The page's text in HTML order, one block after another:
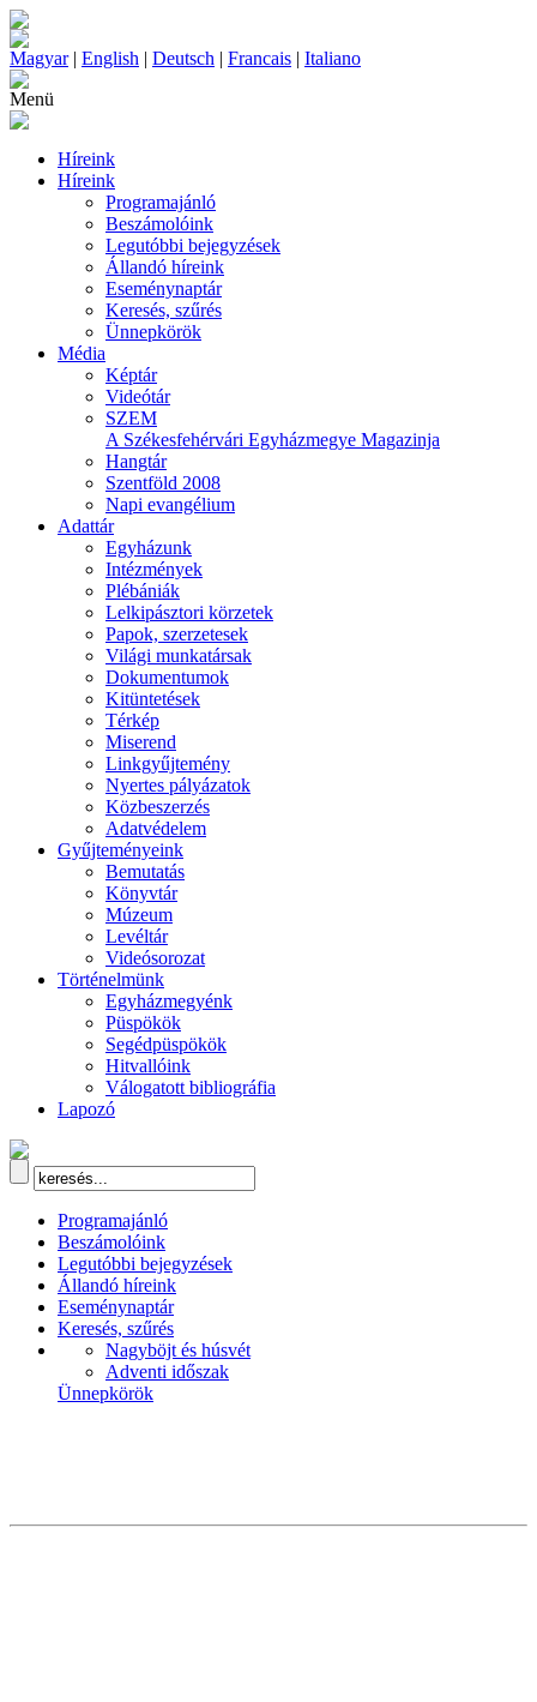
Magyar| English | Deutsch | Francais | Italiano
Menü
Híreink
Híreink
Programajánló
Beszámolóink
Legutóbbi bejegyzések
Állandó híreink
Eseménynaptár
Keresés, szűrés
Ünnepkörök
Média
Képtár
Videótár
SZEM
A Székesfehérvári Egyházmegye Magazinja
Hangtár
Szentföld 2008
Napi evangélium
Adattár
Egyházunk
Intézmények
Plébániák
Lelkipásztori körzetek
Papok, szerzetesek
Világi munkatársak
Dokumentumok
Kitüntetések
Térkép
Miserend
Linkgyűjtemény
Nyertes pályázatok
Közbeszerzés
Adatvédelem
Gyűjteményeink
Bemutatás
Könyvtár
Múzeum
Levéltár
Videósorozat
Történelmünk
Egyházmegyénk
Püspökök
Segédpüspökök
Hitvallóink
Válogatott bibliográfia
Lapozó
Programajánló
Beszámolóink
Legutóbbi bejegyzések
Állandó híreink
Eseménynaptár
Keresés, szűrés
Nagyböjt és húsvét
Adventi időszak
Ünnepkörök